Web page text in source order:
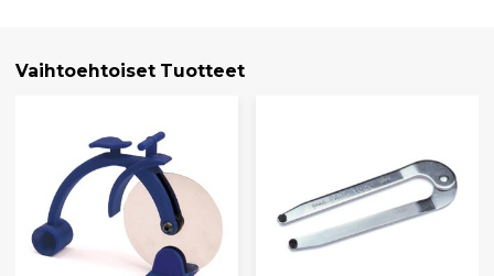
Vaihtoehtoiset Tuotteet